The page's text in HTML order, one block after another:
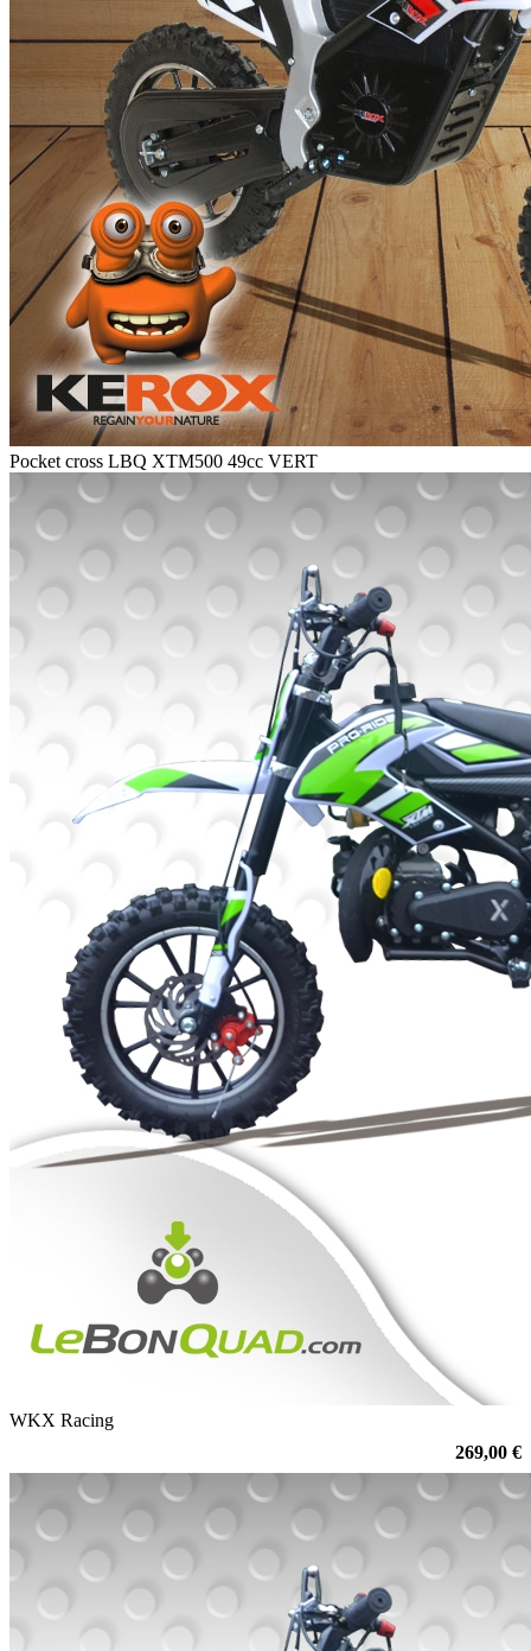
Pocket cross LBQ XTM500 49cc VERT
WKX Racing
269,00 €